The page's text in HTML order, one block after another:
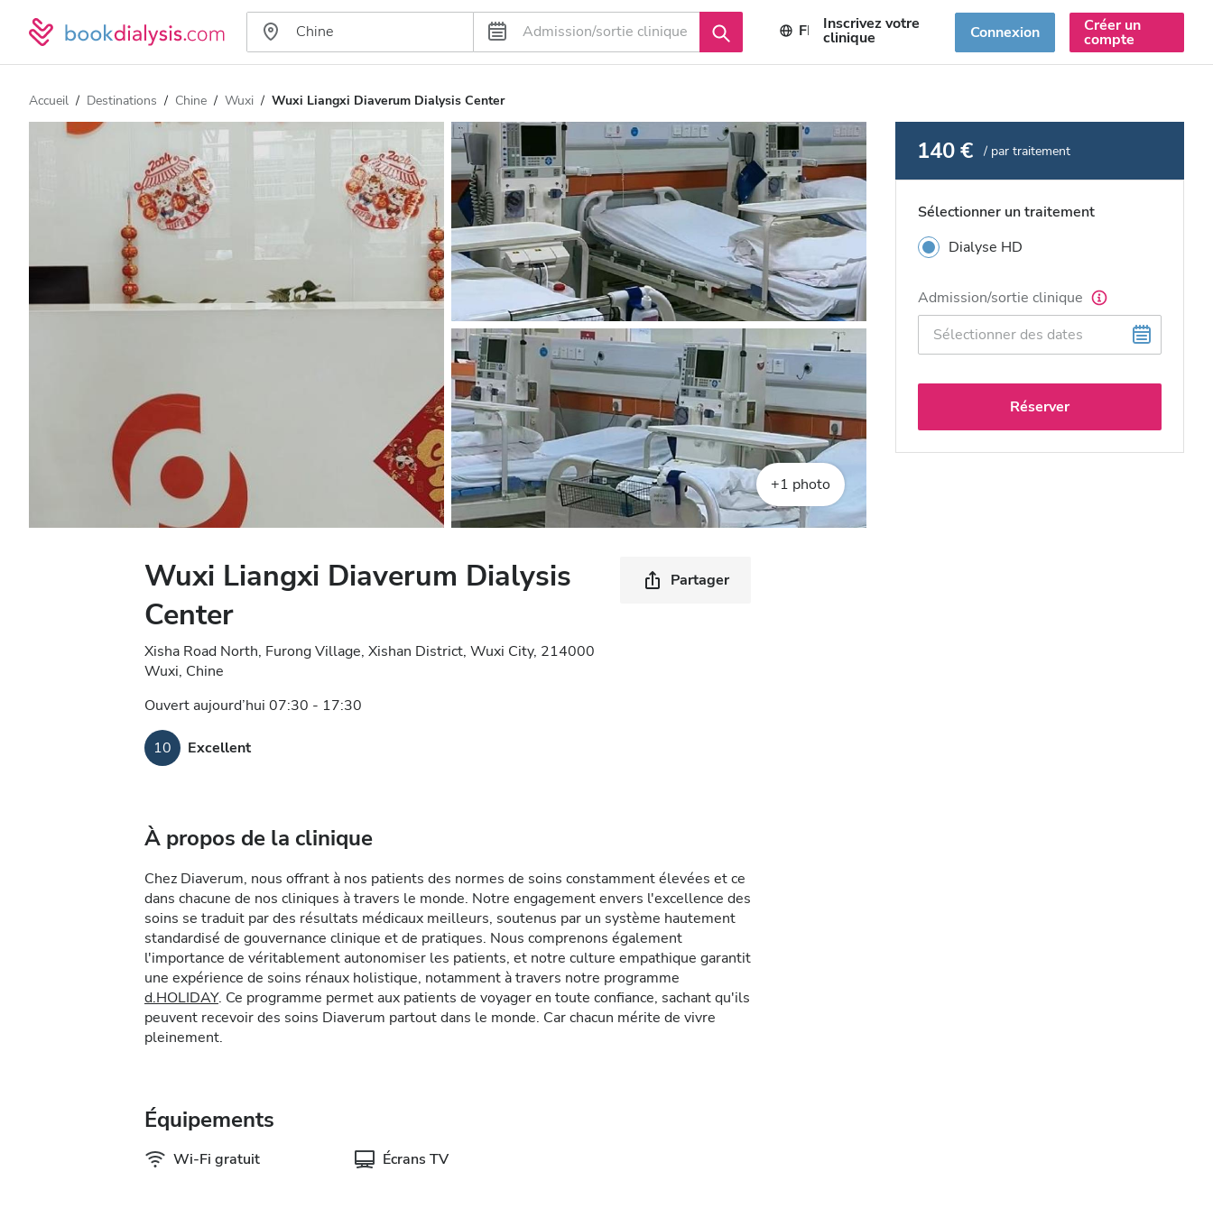
FR Inscrivez votre
clinique Connexion Créer un
compte
Accueil Destinations Chine Wuxi Wuxi Liangxi Diaverum Dialysis Center
+1 photo
Wuxi Liangxi Diaverum Dialysis
Center
Xisha Road North, Furong Village, Xishan District, Wuxi City, 214000
Wuxi, Chine
Ouvert aujourd’hui 07:30 - 17:30
10 Excellent
Partager
À propos de la clinique
Chez Diaverum, nous offrant à nos patients des normes de soins constamment élevées et ce
dans chacune de nos cliniques à travers le monde. Notre engagement envers l'excellence des
soins se traduit par des résultats médicaux meilleurs, soutenus par un système hautement
standardisé de gouvernance clinique et de pratiques. Nous comprenons également
l'importance de véritablement autonomiser les patients, et notre culture empathique garantit
une expérience de soins rénaux holistique, notamment à travers notre programme
d.HOLIDAY. Ce programme permet aux patients de voyager en toute confiance, sachant qu'ils
peuvent recevoir des soins Diaverum partout dans le monde. Car chacun mérite de vivre
pleinement.
Équipements
Wi-Fi gratuit Écrans TV
140 € / par traitement
Sélectionner un traitement
Dialyse HD
Admission/sortie clinique
Réserver